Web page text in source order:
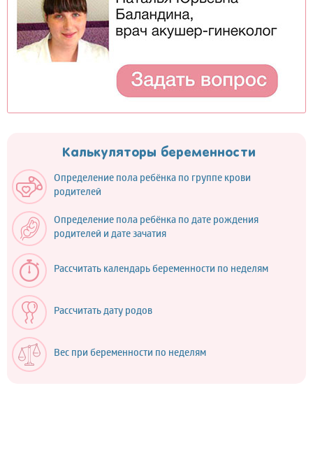
Калькуляторы беременности
Определение пола ребёнка по группе крови
родителей
Определение пола ребёнка по дате рождения
родителей и дате зачатия
Рассчитать календарь беременности по неделям
Рассчитать дату родов
Вес при беременности по неделям